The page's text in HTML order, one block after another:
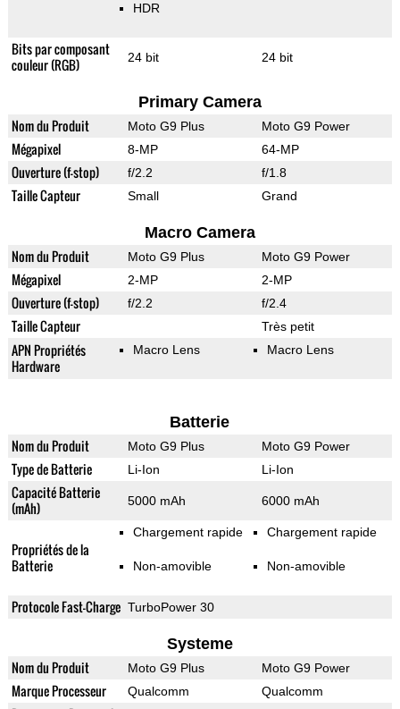
HDR
Bits par composant
couleur (RGB)
24 bit 24 bit
Primary Camera
Nom du Produit Moto G9 Plus Moto G9 Power
Mégapixel 8-MP 64-MP
Ouverture (f-stop) f/2.2 f/1.8
Taille Capteur Small Grand
Macro Camera
Nom du Produit Moto G9 Plus Moto G9 Power
Mégapixel 2-MP 2-MP
Ouverture (f-stop) f/2.2 f/2.4
Taille Capteur Très petit
APN Propriétés
Hardware
Macro Lens Macro Lens
Batterie
Nom du Produit Moto G9 Plus Moto G9 Power
Type de Batterie Li-Ion Li-Ion
Capacité Batterie
(mAh)
5000 mAh 6000 mAh
Propriétés de la
Batterie
Chargement rapide
Non-amovible
Chargement rapide
Non-amovible
Protocole Fast-Charge TurboPower 30
Systeme
Nom du Produit Moto G9 Plus Moto G9 Power
Marque Processeur Qualcomm Qualcomm